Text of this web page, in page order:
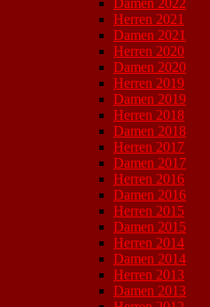
Damen 2022
Herren 2021
Damen 2021
Herren 2020
Damen 2020
Herren 2019
Damen 2019
Herren 2018
Damen 2018
Herren 2017
Damen 2017
Herren 2016
Damen 2016
Herren 2015
Damen 2015
Herren 2014
Damen 2014
Herren 2013
Damen 2013